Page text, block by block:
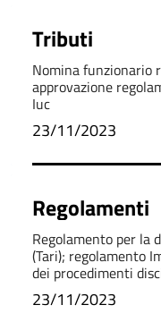
Tributi
Nomina funzionario
approvazione
Iuc
23/11/2023
Regolamenti
Regolamento per la
(Tari); regolamento Imu; regolamento per la gestione
dei procedimenti
23/11/2023